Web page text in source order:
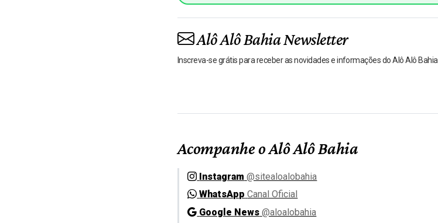
Alô Alô Bahia Newsletter
Inscreva-se grátis para receber as novidades e informações do Alô Alô Bahia
Acompanhe o Alô Alô Bahia
Instagram @sitealoalobahia
WhatsApp Canal Oficial
Google News @aloalobahia